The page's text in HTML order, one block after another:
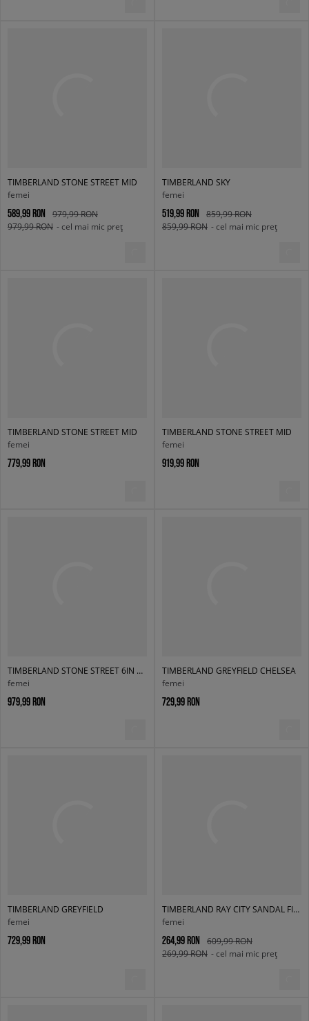
TIMBERLAND STONE STREET MID
femei
589,99 RON
979,99 RON
979,99 RON - cel mai mic preț
TIMBERLAND SKY
femei
519,99 RON
859,99 RON
859,99 RON - cel mai mic preț
TIMBERLAND STONE STREET MID
femei
779,99 RON
TIMBERLAND STONE STREET MID
femei
919,99 RON
TIMBERLAND STONE STREET 6IN WP
femei
979,99 RON
TIMBERLAND GREYFIELD CHELSEA
femei
729,99 RON
TIMBERLAND GREYFIELD
femei
729,99 RON
TIMBERLAND RAY CITY SANDAL FISHERMAN
femei
264,99 RON
609,99 RON
269,99 RON - cel mai mic preț